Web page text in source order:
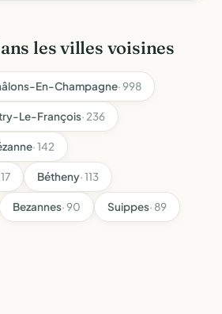
les villes voisines
En-Champagne· 998
Le-François· 236
· 142
Bétheny· 113
Bezannes· 90 Suippes· 89